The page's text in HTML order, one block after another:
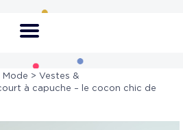
Mode > Vestes &
à capuche – le cocon chic de